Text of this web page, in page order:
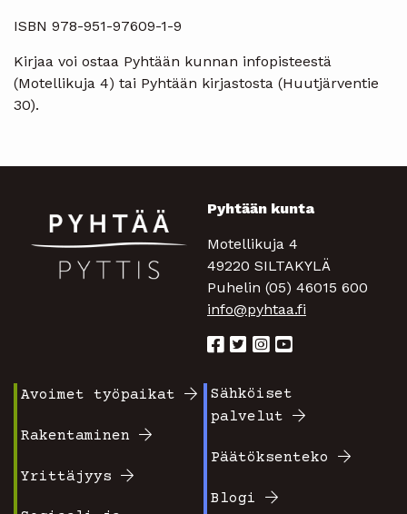
ISBN 978-951-97609-1-9
Kirjaa voi ostaa Pyhtään kunnan infopisteestä
(Motellikuja 4) tai Pyhtään kirjastosta (Huutjärventie
30).
Pyhtään kunta
Motellikuja 4
49220 SILTAKYLÄ
Puhelin (05) 46015 600
info@pyhtaa.fi
valikko
1
Avoimet työpaikat
Rakentaminen
Yrittäjyys
Footer
2
Sähköiset
palvelut
Päätöksenteko
Blogi